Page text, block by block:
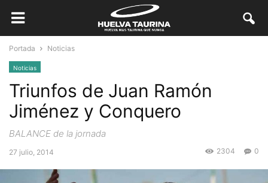
Portada Noticias
Noticias
Triunfos de Juan Ramón
Jiménez y Conquero
BALANCE de la jornada
27 julio, 2014 0
2304